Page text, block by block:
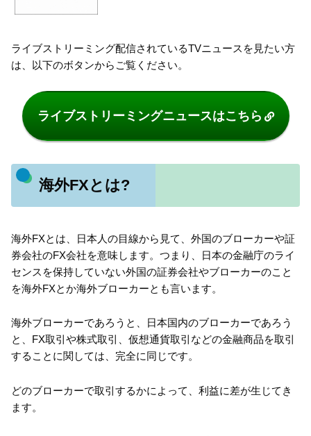
ライブストリーミング配信されているTVニュースを見たい方
は、以下のボタンからご覧ください。
ライブストリーミングニュースはこちら
海外FXとは?
海外FXとは、日本人の目線から見て、外国のブローカーや証
券会社のFX会社を意味します。つまり、日本の金融庁のライ
センスを保持していない外国の証券会社やブローカーのこと
を海外FXとか海外ブローカーとも言います。
海外ブローカーであろうと、日本国内のブローカーであろう
と、FX取引や株式取引、仮想通貨取引などの金融商品を取引
することに関しては、完全に同じです。
どのブローカーで取引するかによって、利益に差が生じてき
ます。